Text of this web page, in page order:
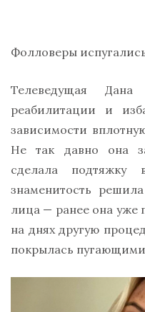
Фолловеры
Телеведущая
реабилитации и
зависимости
Не так давно она
сделала подтяжку
знаменитость
лица — ранее она уже
на днях другую
покрылась